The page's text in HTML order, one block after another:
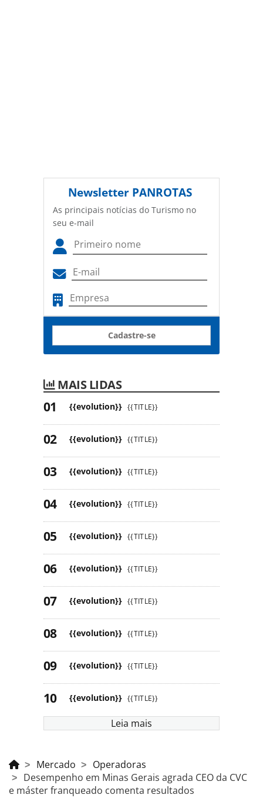
Newsletter PANROTAS
As principais notícias do Turismo no
seu e-mail
Cadastre-se
MAIS LIDAS
{{evolution}} {{TITLE}}
{{evolution}} {{TITLE}}
{{evolution}} {{TITLE}}
{{evolution}} {{TITLE}}
{{evolution}} {{TITLE}}
{{evolution}} {{TITLE}}
{{evolution}} {{TITLE}}
{{evolution}} {{TITLE}}
{{evolution}} {{TITLE}}
{{evolution}} {{TITLE}}
Leia mais
Mercado
Operadoras
Desempenho em Minas Gerais agrada CEO da CVC
e máster franqueado comenta resultados